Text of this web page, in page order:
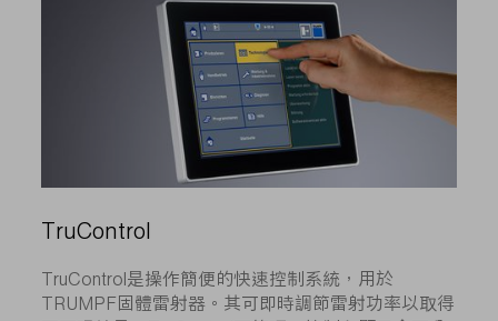
TruControl
TruControl是操作簡便的快速控制系統，用於
TRUMPF固體雷射器。其可即時調節雷射功率以取得